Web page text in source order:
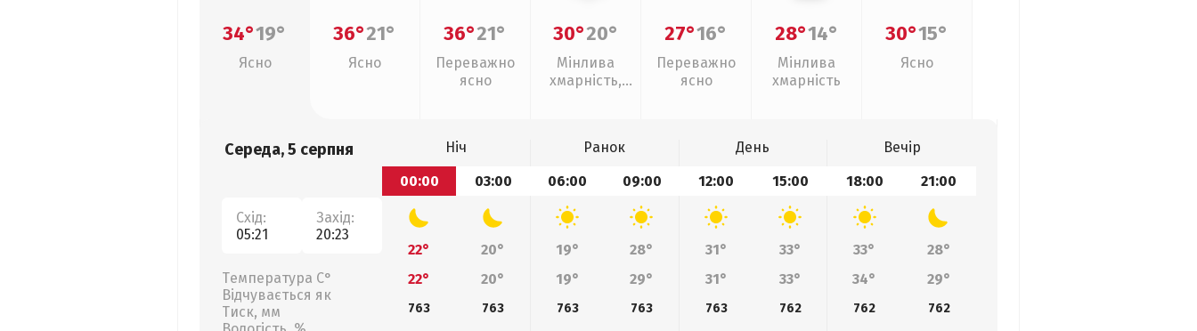
34°19°
Ясно
36°21°
Ясно
36°21°
Переважно
ясно
30°20°
Мінлива
хмарність,
27°16°
Переважно
ясно
28°14°
Мінлива
хмарність
30°15°
Ясно
Середа, 5 серпня
Схід:
05:21
Захід:
20:23
Температура С°
Відчувається як
Тиск, мм
Ніч Ранок День
Вечір
00:00
03:00 06:00 09:00 12:00 15:00 18:00 21:00
22° 20° 19° 28° 31° 33° 33°
28°
22°
20° 19° 29° 31° 33° 34° 29°
763 763 763 763 763 762 762
762